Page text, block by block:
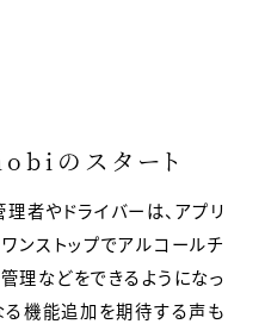
のスタート
者やドライバーは、アプリ
ンストップでアルコールチ
理などをできるようになっ
る機能追加を期待する声も